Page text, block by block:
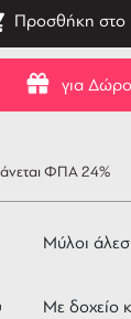
για Δώρο
Προσθήκη στο
ΦΠΑ 24%
Μύλοι
Με δοχείο